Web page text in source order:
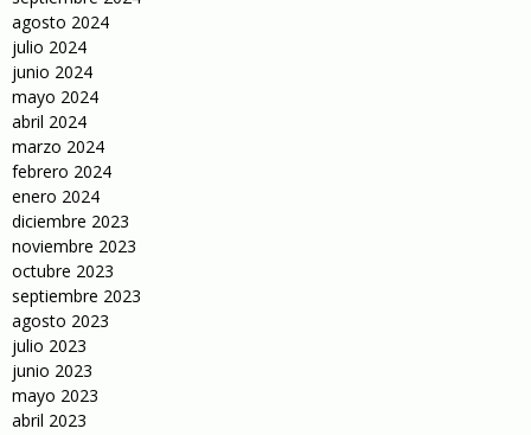
agosto 2024
julio 2024
junio 2024
mayo 2024
abril 2024
marzo 2024
febrero 2024
enero 2024
diciembre 2023
noviembre 2023
octubre 2023
septiembre 2023
agosto 2023
julio 2023
junio 2023
mayo 2023
abril 2023